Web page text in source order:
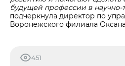
будущей профессии в научно-
подчеркнула директор по
Воронежского филиала
451